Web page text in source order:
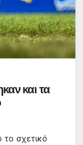
και τα
σχετικό